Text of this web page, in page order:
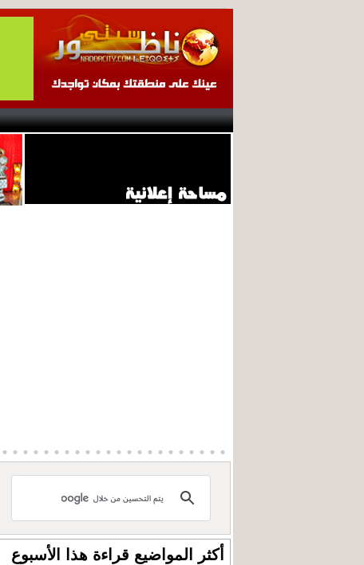
أكثر المواضيع قراءة هذا الأسبوع